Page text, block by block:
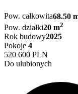
Pow. całkowita68.50
Pow. działki20 m2
Rok budowy2025
Pokoje 4
520 600 PLN
Do ulubionych